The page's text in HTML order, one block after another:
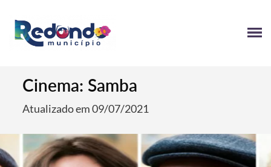
Cinema: Samba
Atualizado em 09/07/2021